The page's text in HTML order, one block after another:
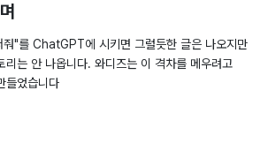
줘"를 ChatGPT에 시키면 그럴듯한 글은 나오지만
리는 안 나옵니다. 와디즈는 이 격차를 메우려고
들었습니다